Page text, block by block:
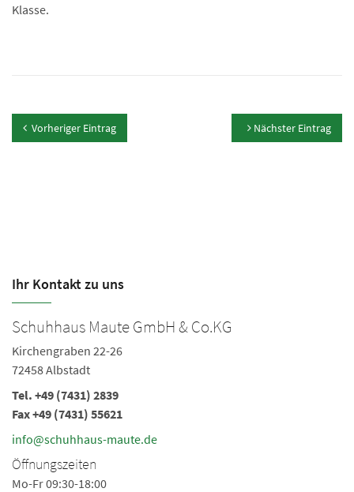
Klasse.
Vorheriger Eintrag Nächster Eintrag
Ihr Kontakt zu uns
Schuhhaus Maute GmbH & Co.KG
Kirchengraben 22-26
72458 Albstadt
Tel. +49 (7431) 2839
Fax +49 (7431) 55621
info@schuhhaus-maute.de
Öffnungszeiten
Mo-Fr 09:30-18:00